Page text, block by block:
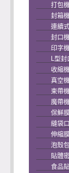
打包
封箱
連續
封口
印字
L型封
收縮
真空
束帶
魔帶
保鮮
縫袋
伸縮
泡殼
貼體
食品